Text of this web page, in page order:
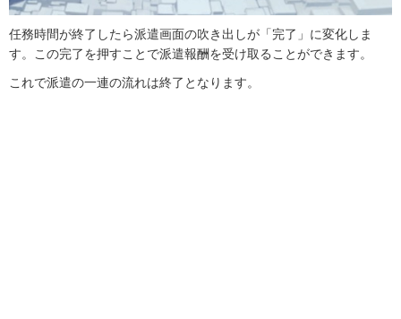
任務時間が終了したら派遣画面の吹き出しが「完了」に変化しま
す。この完了を押すことで派遣報酬を受け取ることができます。
これで派遣の一連の流れは終了となります。